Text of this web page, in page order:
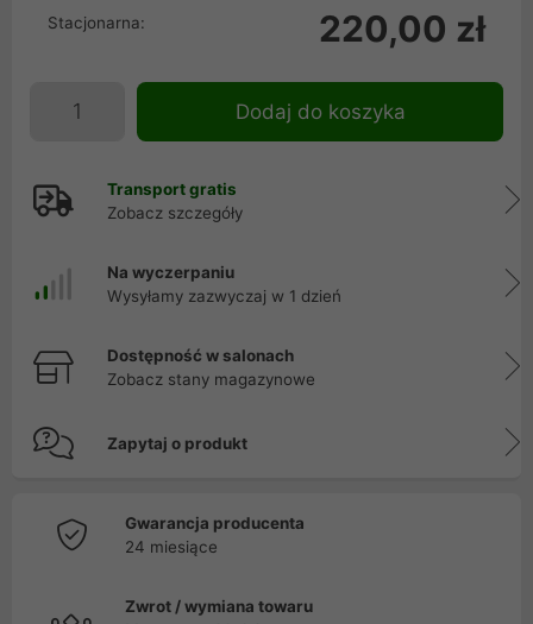
Stacjonarna: 220,00 zł
Dodaj do koszyka
Transport gratis
Zobacz szczegóły
Na wyczerpaniu
Wysyłamy zazwyczaj w 1 dzień
Dostępność w salonach
Zobacz stany magazynowe
Zapytaj o produkt
Gwarancja producenta
24 miesiące
Zwrot / wymiana towaru